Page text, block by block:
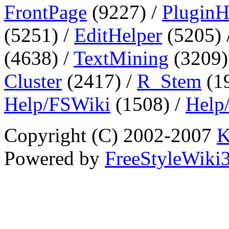
FrontPage (9227) /
(5251) / EditHelper
(4638) / TextMining
Cluster (2417) / R_Stem
Help/FSWiki (1508) /
Copyright (C) 2002-2007
Powered by